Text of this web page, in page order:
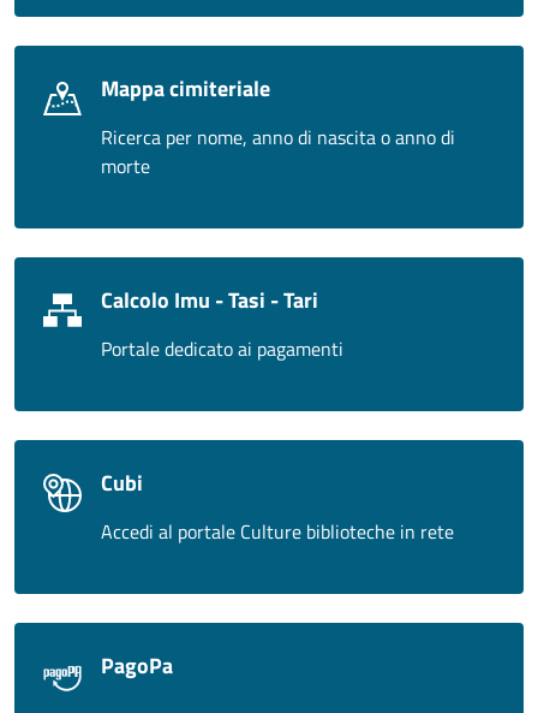
Mappa cimiteriale
Ricerca per nome, anno di nascita o anno di
morte
Calcolo Imu - Tasi - Tari
Portale dedicato ai pagamenti
Cubi
Accedi al portale Culture biblioteche in rete
PagoPa